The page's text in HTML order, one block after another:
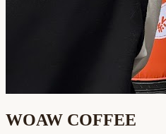
WOAW COFFEE